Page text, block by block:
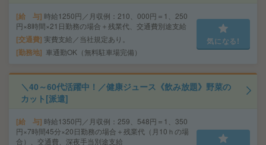
給 与 時給1250円／月収例：210、000円＝1、250
円×8時間×21日勤務の場合＋残業代、交通費別途支給
交通費 実費支給／当社規定あり。
勤務地 車通勤OK（無料駐車場完備）
気になる!
＼40～60代活躍中！／健康ジュース《飲み放題》野菜の
カット[派遣]
給 与 時給1350円／月収例：259、548円＝1、350
円×7時間45分×20日勤務の場合＋残業代（月10ｈの場
合）、交通費、深夜手当別途支給